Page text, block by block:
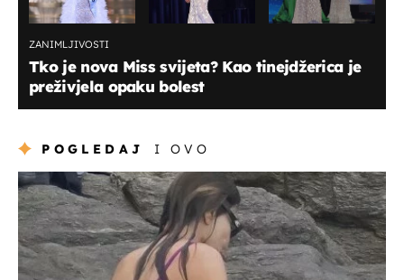
ZANIMLJIVOSTI
Tko je nova Miss svijeta? Kao tinejdžerica je
preživjela opaku bolest
POGLEDAJ I OVO